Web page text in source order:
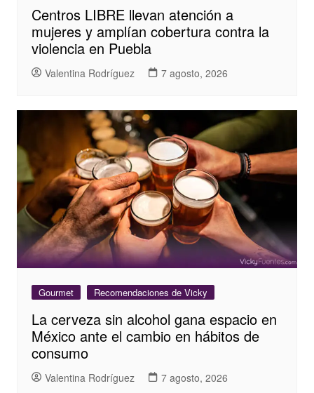
Centros LIBRE llevan atención a
mujeres y amplían cobertura contra la
violencia en Puebla
Valentina Rodríguez 7 agosto, 2026
Gourmet Recomendaciones de Vicky
La cerveza sin alcohol gana espacio en
México ante el cambio en hábitos de
consumo
Valentina Rodríguez 7 agosto, 2026